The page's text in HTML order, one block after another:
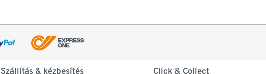
Szállítás & kézbesítés Click & Collect